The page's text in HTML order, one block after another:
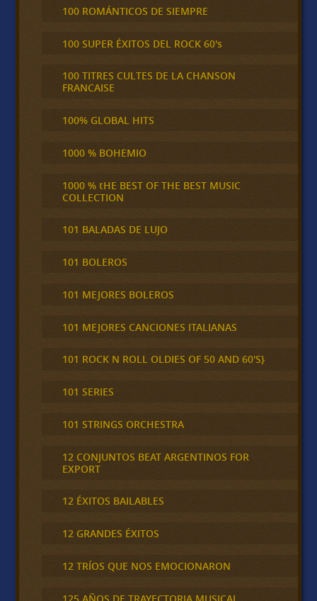
100 ROMÁNTICOS DE SIEMPRE
100 SUPER ÉXITOS DEL ROCK 60's
100 TITRES CULTES DE LA CHANSON
FRANCAISE
100% GLOBAL HITS
1000 % BOHEMIO
1000 % tHE BEST OF THE BEST MUSIC
COLLECTION
101 BALADAS DE LUJO
101 BOLEROS
101 MEJORES BOLEROS
101 MEJORES CANCIONES ITALIANAS
101 ROCK N ROLL OLDIES OF 50 AND 60'S}
101 SERIES
101 STRINGS ORCHESTRA
12 CONJUNTOS BEAT ARGENTINOS FOR
EXPORT
12 ÉXITOS BAILABLES
12 GRANDES ÉXITOS
12 TRÍOS QUE NOS EMOCIONARON